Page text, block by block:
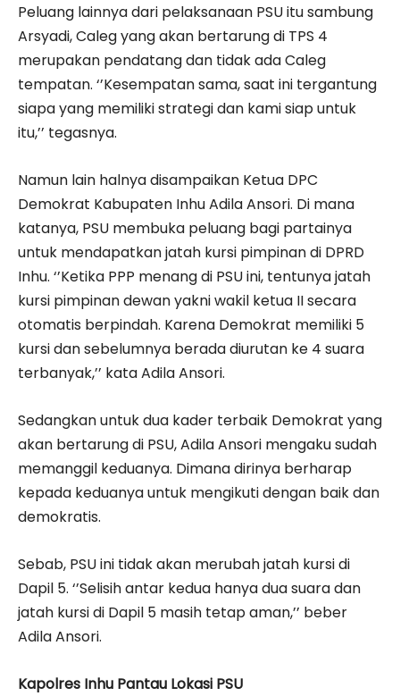
Peluang lainnya dari pelaksanaan PSU itu sambung
Arsyadi, Caleg yang akan bertarung di TPS 4
merupakan pendatang dan tidak ada Caleg
tempatan. ‘’Kesempatan sama, saat ini tergantung
siapa yang memiliki strategi dan kami siap untuk
itu,’’ tegasnya.
Namun lain halnya disampaikan Ketua DPC
Demokrat Kabupaten Inhu Adila Ansori. Di mana
katanya, PSU membuka peluang bagi partainya
untuk mendapatkan jatah kursi pimpinan di DPRD
Inhu. ‘’Ketika PPP menang di PSU ini, tentunya jatah
kursi pimpinan dewan yakni wakil ketua II secara
otomatis berpindah. Karena Demokrat memiliki 5
kursi dan sebelumnya berada diurutan ke 4 suara
terbanyak,’’ kata Adila Ansori.
Sedangkan untuk dua kader terbaik Demokrat yang
akan bertarung di PSU, Adila Ansori mengaku sudah
memanggil keduanya. Dimana dirinya berharap
kepada keduanya untuk mengikuti dengan baik dan
demokratis.
Sebab, PSU ini tidak akan merubah jatah kursi di
Dapil 5. ‘’Selisih antar kedua hanya dua suara dan
jatah kursi di Dapil 5 masih tetap aman,’’ beber
Adila Ansori.
Kapolres Inhu Pantau Lokasi PSU